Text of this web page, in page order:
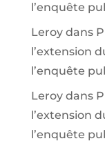
l’enquête
Leroydans
l’extension
l’enquête
Leroydans
l’extension
l’enquête